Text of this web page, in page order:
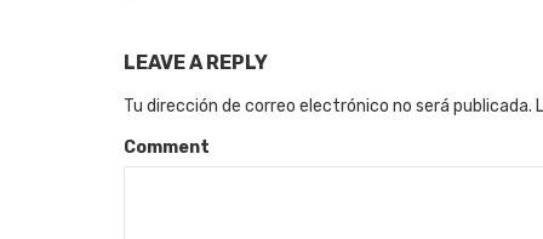
LEAVE A REPLY
Tu dirección de correo electrónico no será publicada.
Comment